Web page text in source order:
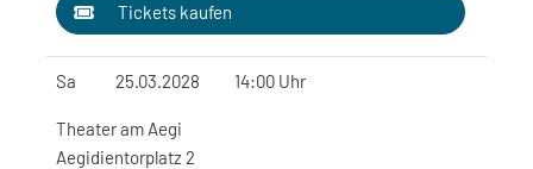
Tickets kaufen
Sa 25.03.2028 14:00 Uhr
Theater am Aegi
Aegidientorplatz 2